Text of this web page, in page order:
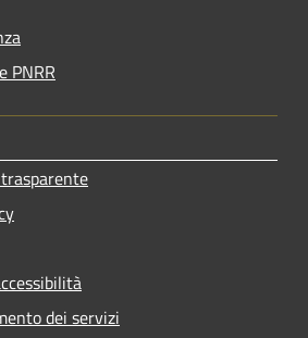
PNRR
dei servizi